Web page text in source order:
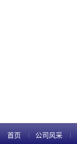
首页 公司风采